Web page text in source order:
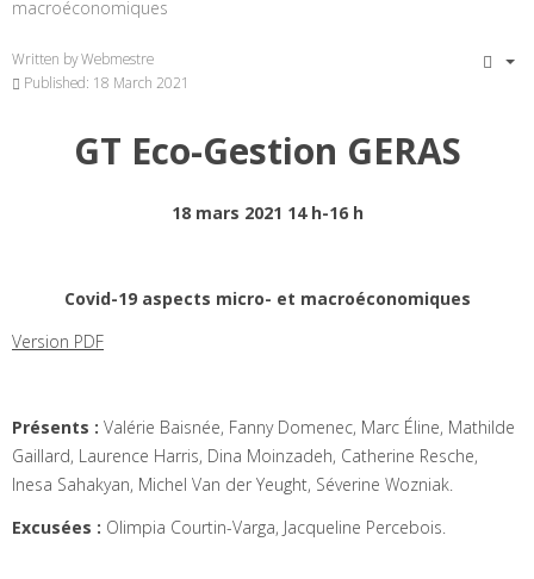
macroéconomiques
Written byWebmestre
Published: 18 March 2021
GT Eco-Gestion GERAS
18 mars 2021 14 h-16 h
Covid-19 aspects micro- et macroéconomiques
Version PDF
Présents : Valérie Baisnée, Fanny Domenec, Marc Éline, Mathilde
Gaillard, Laurence Harris, Dina Moinzadeh, Catherine Resche,
Inesa Sahakyan, Michel Van der Yeught, Séverine Wozniak.
Excusées : Olimpia Courtin-Varga, Jacqueline Percebois.